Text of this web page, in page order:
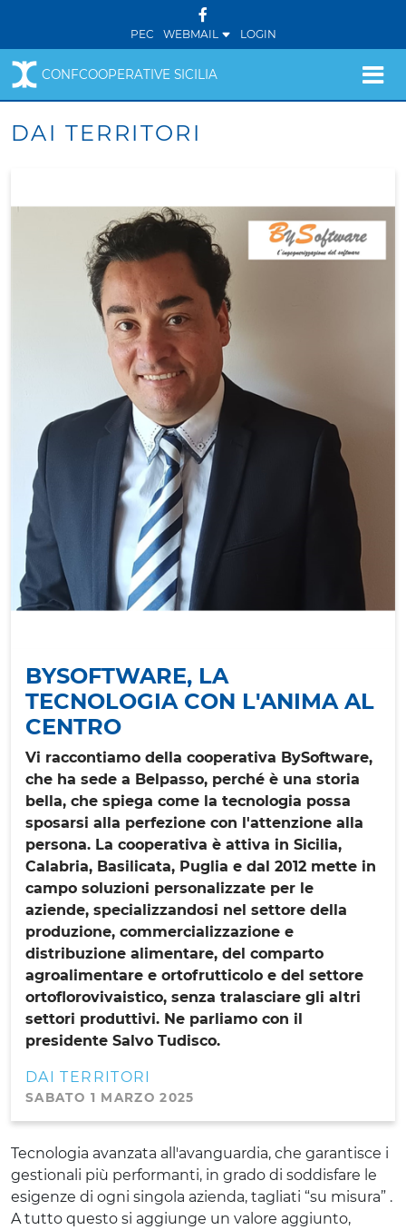
PEC WEBMAIL LOGIN
CONFCOOPERATIVE SICILIA
DAI TERRITORI
BYSOFTWARE, LA
TECNOLOGIA CON L'ANIMA AL
CENTRO
Vi raccontiamo della cooperativa BySoftware,
che ha sede a Belpasso, perché è una storia
bella, che spiega come la tecnologia possa
sposarsi alla perfezione con l'attenzione alla
persona. La cooperativa è attiva in Sicilia,
Calabria, Basilicata, Puglia e dal 2012 mette in
campo soluzioni personalizzate per le
aziende, specializzandosi nel settore della
produzione, commercializzazione e
distribuzione alimentare, del comparto
agroalimentare e ortofrutticolo e del settore
ortoflorovivaistico, senza tralasciare gli altri
settori produttivi. Ne parliamo con il
presidente Salvo Tudisco.
DAI TERRITORI
SABATO 1 MARZO 2025
Tecnologia avanzata all'avanguardia, che garantisce i
gestionali più performanti, in grado di soddisfare le
esigenze di ogni singola azienda, tagliati “su misura” .
A tutto questo si aggiunge un valore aggiunto,